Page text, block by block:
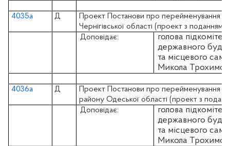
4035а Д
Проект Постанови про перейменування
Чернігівської області (проект з
Доповідає:
голова
державного
та місцевого
Микола
4036а Д
Проект Постанови про перейменування
району Одеської області (проект з
Доповідає:
голова
державного
та місцевого
Микола